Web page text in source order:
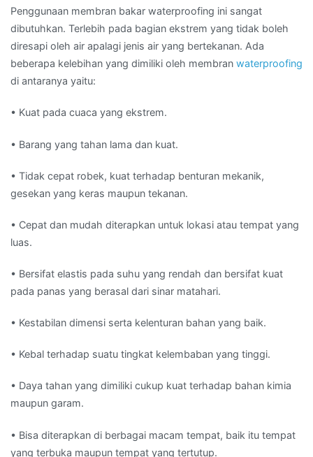
Penggunaan membran bakar waterproofing ini sangat
dibutuhkan. Terlebih pada bagian ekstrem yang tidak boleh
diresapi oleh air apalagi jenis air yang bertekanan. Ada
beberapa kelebihan yang dimiliki oleh membran waterproofing
di antaranya yaitu:
• Kuat pada cuaca yang ekstrem.
• Barang yang tahan lama dan kuat.
• Tidak cepat robek, kuat terhadap benturan mekanik,
gesekan yang keras maupun tekanan.
• Cepat dan mudah diterapkan untuk lokasi atau tempat yang
luas.
• Bersifat elastis pada suhu yang rendah dan bersifat kuat
pada panas yang berasal dari sinar matahari.
• Kestabilan dimensi serta kelenturan bahan yang baik.
• Kebal terhadap suatu tingkat kelembaban yang tinggi.
• Daya tahan yang dimiliki cukup kuat terhadap bahan kimia
maupun garam.
• Bisa diterapkan di berbagai macam tempat, baik itu tempat
yang terbuka maupun tempat yang tertutup.